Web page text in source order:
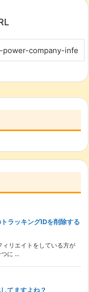
ラッキングIDを削除する
リエイトをしている方が
に ...
てますよね？